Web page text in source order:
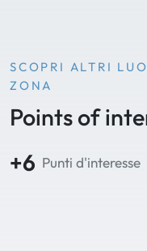
SCOPRI ALTRI
ZONA
Points of
+6 Punti d'interesse